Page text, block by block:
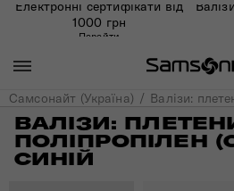
Електронні сертифікати від
1000 грн
Перейти
Самсонайт (Україна) Валізи:
ВАЛІЗИ:
ПОЛІПРОПІЛЕН
СИНІЙ